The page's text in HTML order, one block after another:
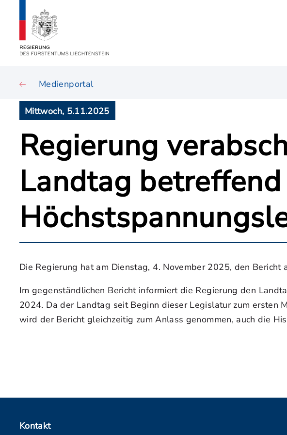
Medienportal
Mittwoch, 5.11.2025
Regierung
Landtag
Die Regierung hat am Dienstag, 4. November 2025, den
Im gegenständlichen Bericht informiert die Regierung den
2024. Da der Landtag seit Beginn dieser Legislatur zum ersten
wird der Bericht gleichzeitig zum Anlass genommen, auch die
Kontakt